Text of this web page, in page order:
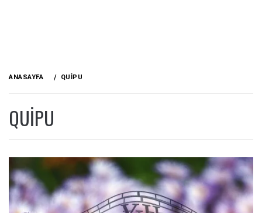
ANASAYFA QUIPU
QUIPU